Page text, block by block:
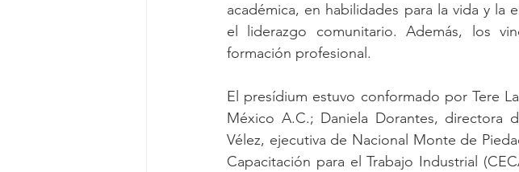
académica, en habilidades para la vida y la
el liderazgo comunitario. Además, los
formación profesional.
El presídium estuvo conformado por Tere
México A.C.; Daniela Dorantes, directora
Vélez, ejecutiva de Nacional Monte de
Capacitación para el Trabajo Industrial